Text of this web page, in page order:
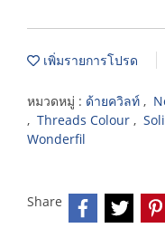
เพิ่มรายการโปรด
หมวดหมู่ : ด้ายควิลท์ ,
, Threads Colour ,
Wonderfil
Share